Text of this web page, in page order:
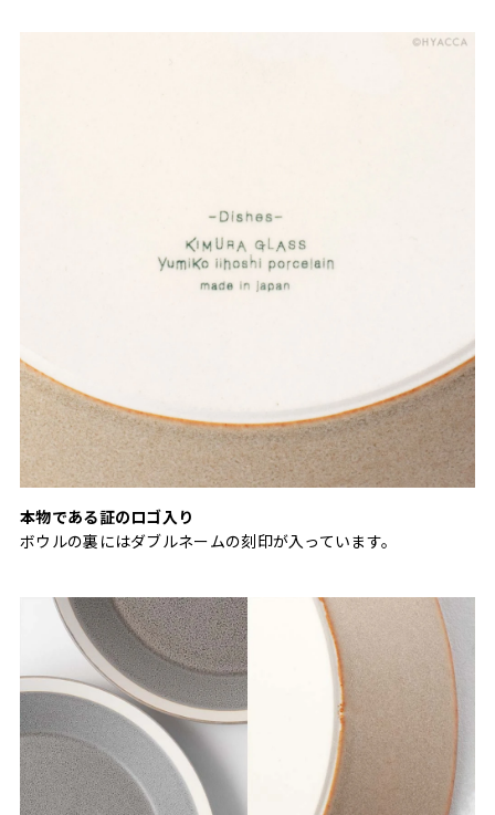
本物である証のロゴ入り
ボウルの裏にはダブルネームの刻印が入っています。